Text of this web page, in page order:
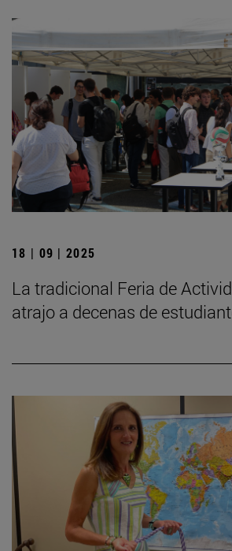
18 | 09 | 2025
La tradicional Feria de
atrajo a decenas de